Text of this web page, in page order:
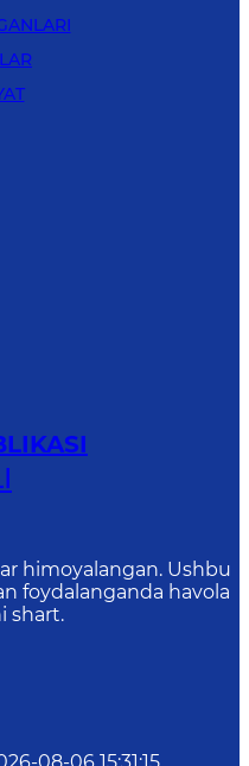
himoyalangan. Ushbu
foydalanganda havola
shart.